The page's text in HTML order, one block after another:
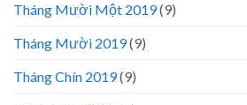
Tháng Mười Một 2019(9)
Tháng Mười 2019(9)
Tháng Chín 2019(9)